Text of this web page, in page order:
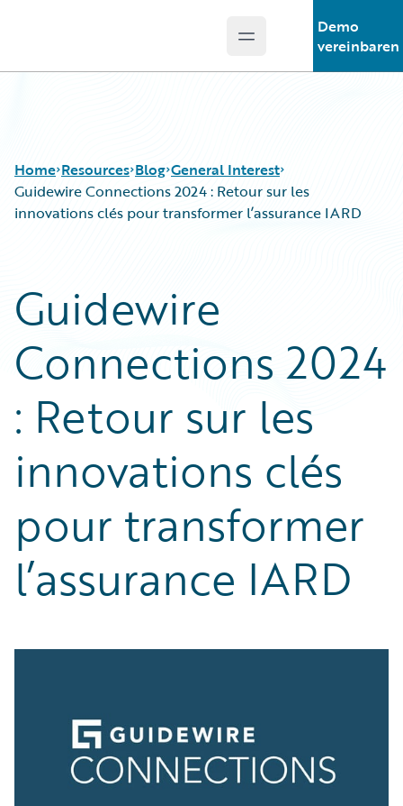
Open main menu
Demo
vereinbaren
Home Resources
Podcasts
Blog
Help and Support
Insurance Technology FAQ
Blog
Careers
Customer Viewpoint
Developers
General Interest
Partner Perspective
Technology
General Interest
Guidewire Connections 2024 : Retour sur les
innovations clés pour transformer l’assurance IARD
Guidewire
Connections 2024
: Retour sur les
innovations clés
pour transformer
l’assurance IARD